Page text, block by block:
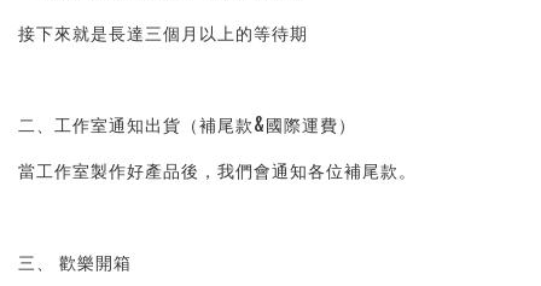
接下來就是長達三個月以上的等待期
二、工作室通知出貨（補尾款&國際運費）
當工作室製作好產品後，我們會通知各位補尾款。
三、 歡樂開箱